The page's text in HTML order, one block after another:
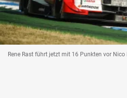
Rene Rast führt jetzt mit 16 Punkten vor Nico